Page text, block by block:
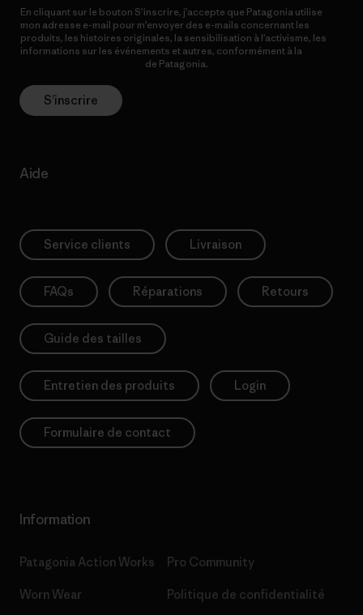
En cliquant sur le bouton S’inscrire, j’accepte que Patagonia utilise
mon adresse e-mail pour m’envoyer des e-mails concernant les
produits, les histoires originales, la sensibilisation à l’activisme, les
informations sur les événements et autres, conformément à la
de Patagonia.
S’inscrire
Aide
Service clients Livraison
FAQs Réparations Retours
Guide des tailles
Entretien des produits Login
Formulaire de contact
Information
Patagonia Action Works
Worn Wear
Pro Community
Politique de confidentialité